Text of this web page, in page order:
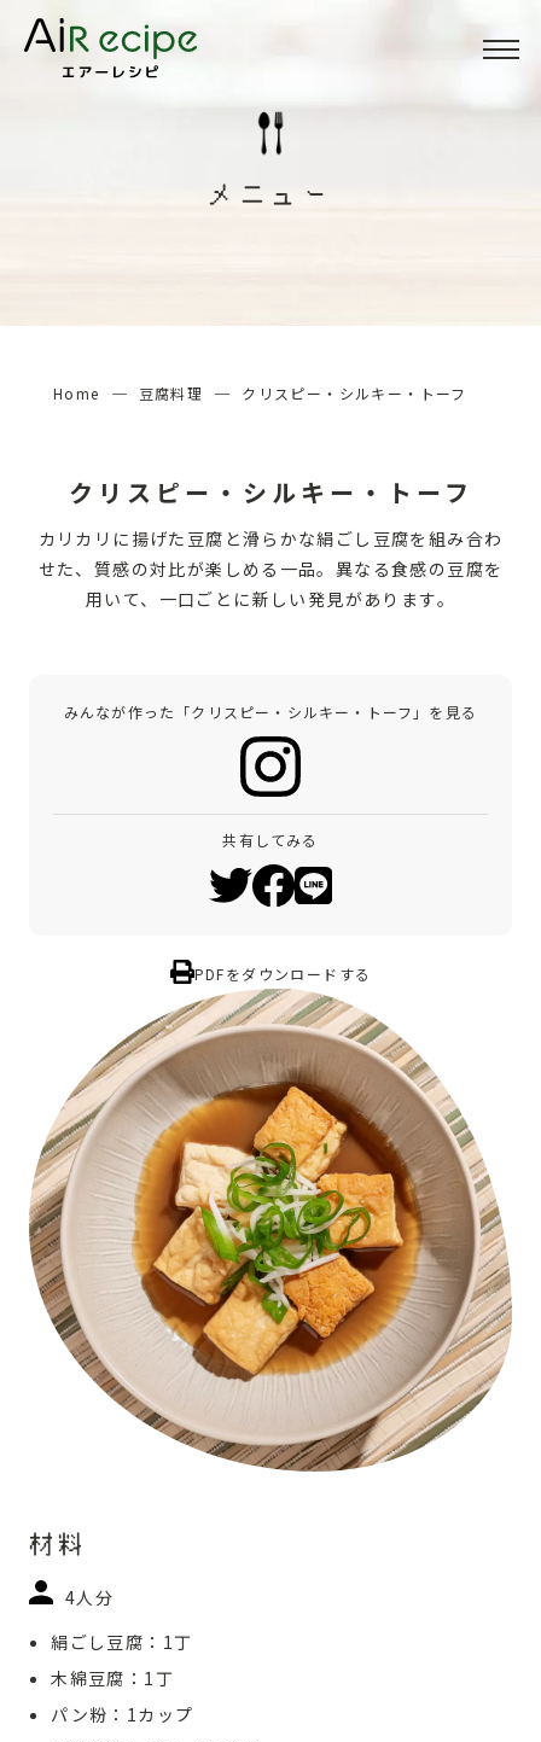
Menu
メニュー
Home 豆腐料理 クリスピー・シルキー・トーフ
クリスピー・シルキー・トーフ
カリカリに揚げた豆腐と滑らかな絹ごし豆腐を組み合わ
せた、質感の対比が楽しめる一品。異なる食感の豆腐を
用いて、一口ごとに新しい発見があります。
みんなが作った「クリスピー・シルキー・トーフ」を見る
共有してみる
PDFをダウンロードする
材料
4人分
絹ごし豆腐：1丁
木綿豆腐：1丁
パン粉：1カップ